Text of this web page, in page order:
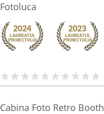
Fotoluca
Cabina Foto Retro Booth